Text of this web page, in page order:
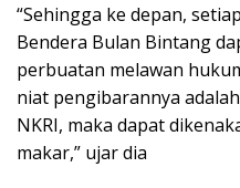
“Sehingga ke depan,
Bendera Bulan Bintang
perbuatan melawan
niat pengibarannya
NKRI, maka dapat
makar,” ujar dia